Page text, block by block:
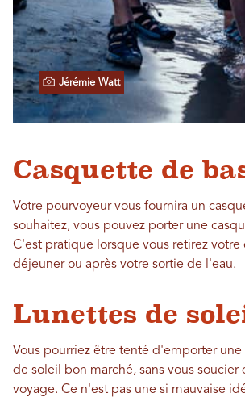
Jérémie Watt
Casquette de
Votre pourvoyeur vous fournira un
souhaitez, vous pouvez porter une
C'est pratique lorsque vous retirez votre
déjeuner ou après votre sortie de l'eau.
Lunettes de
Vous pourriez être tenté d'emporter
de soleil bon marché, sans vous soucier
voyage. Ce n'est pas une si mauvaise